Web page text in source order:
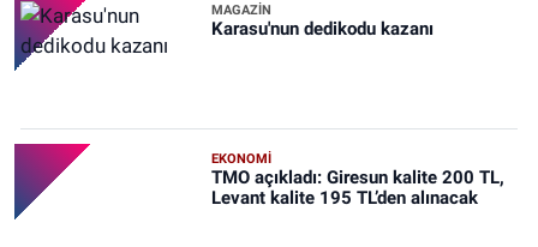
MAGAZİN
Karasu'nun dedikodu kazanı
EKONOMİ
TMO açıkladı: Giresun kalite 200 TL,
Levant kalite 195 TL’den alınacak